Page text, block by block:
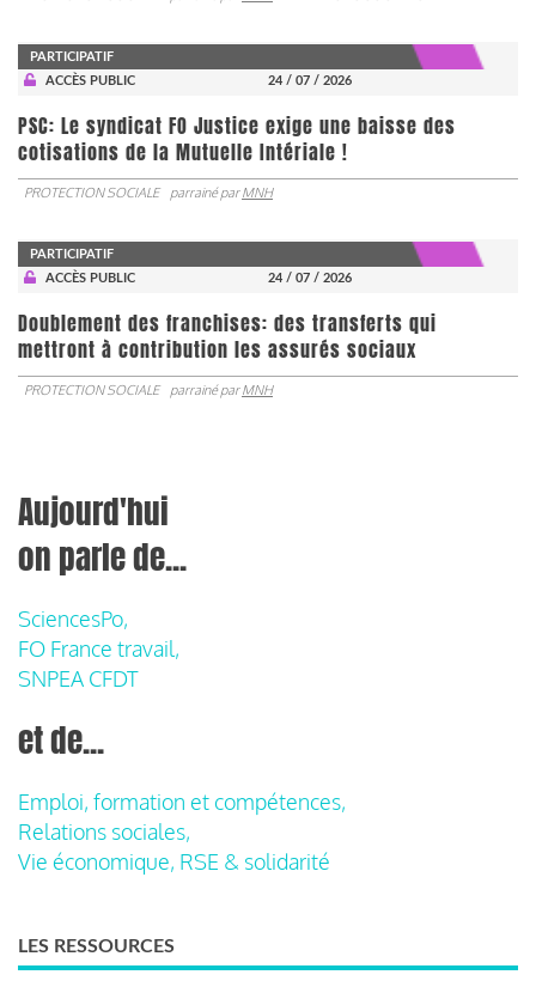
PARTICIPATIF
ACCÈS PUBLIC
24 / 07 / 2026
PSC: Le syndicat FO Justice exige une baisse des
cotisations de la Mutuelle Intériale !
PROTECTION SOCIALE parrainé parMNH
PARTICIPATIF
ACCÈS PUBLIC
24 / 07 / 2026
Doublement des franchises: des transferts qui
mettront à contribution les assurés sociaux
PROTECTION SOCIALE parrainé parMNH
Aujourd'hui
on parle de...
SciencesPo,
FO France travail,
SNPEA CFDT
et de...
Emploi, formation et compétences,
Relations sociales,
Vie économique, RSE & solidarité
LES RESSOURCES